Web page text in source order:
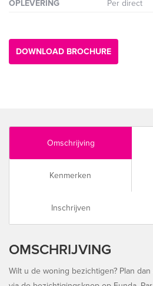
OPLEVERING
Per direct
DOWNLOAD BROCHURE
Omschrijving
Kenmerken
Inschrijven
OMSCHRIJVING
Wilt u de woning bezichtigen? Plan